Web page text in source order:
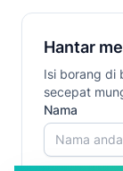
Hantar
Isi borang di
secepat
Nama